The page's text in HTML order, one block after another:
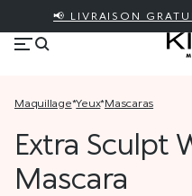
📢 LIVRAISON
maquillage* yeux* mascaras
Extra Sculpt
Mascara